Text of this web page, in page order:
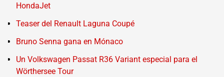
HondaJet
Teaser del Renault Laguna Coupé
Bruno Senna gana en Mónaco
Un Volkswagen Passat R36 Variant especial para el
Wörthersee Tour